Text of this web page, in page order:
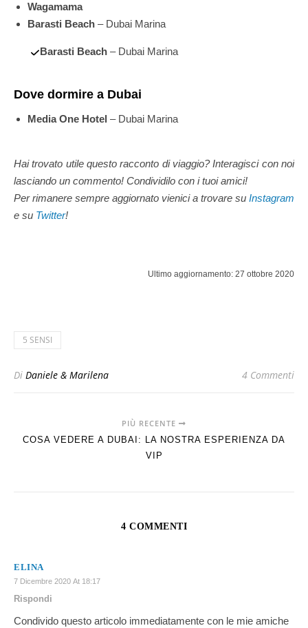
Wagamama
Barasti Beach – Dubai Marina
Barasti Beach– Dubai Marina
Dove dormire a Dubai
Media One Hotel – Dubai Marina
Hai trovato utile questo racconto di viaggio? Interagisci con noi
lasciando un commento! Condividilo con i tuoi amici!
Per rimanere sempre aggiornato vienici a trovare su Instagram
e su Twitter!
Ultimo aggiornamento: 27 ottobre 2020
5 SENSI
Di Daniele & Marilena 4 Commenti
PIÙ RECENTE
COSA VEDERE A DUBAI: LA NOSTRA ESPERIENZA DA
VIP
4 COMMENTI
ELINA
7 Dicembre 2020 At 18:17
Rispondi
Condivido questo articolo immediatamente con le mie amiche